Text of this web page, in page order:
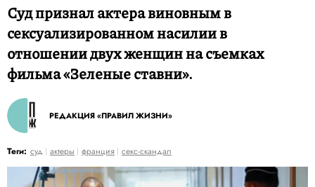
Суд признал актера виновным в
сексуализированном насилии в
отношении двух женщин на съемках
фильма «Зеленые ставни».
РЕДАКЦИЯ «ПРАВИЛ ЖИЗНИ»
Теги: суд актеры франция секс-скандал